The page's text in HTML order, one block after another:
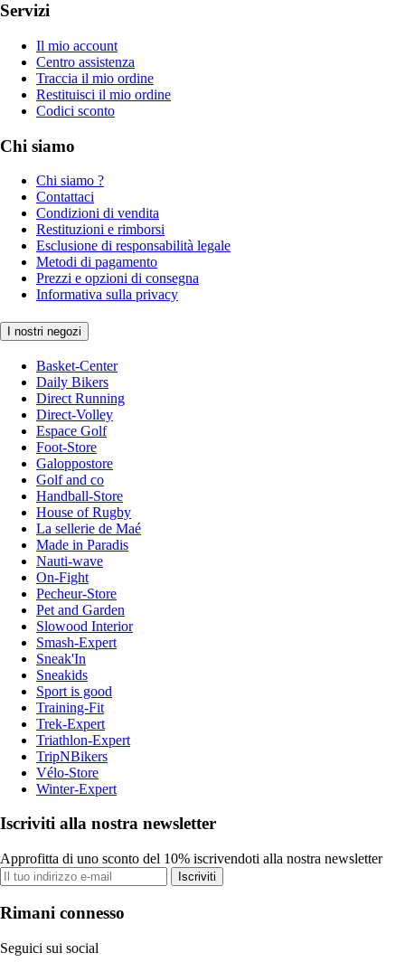
Servizi
Il mio account
Centro assistenza
Traccia il mio ordine
Restituisci il mio ordine
Codici sconto
Chi siamo
Chi siamo ?
Contattaci
Condizioni di vendita
Restituzioni e rimborsi
Esclusione di responsabilità legale
Metodi di pagamento
Prezzi e opzioni di consegna
Informativa sulla privacy
I nostri negozi
Basket-Center
Daily Bikers
Direct Running
Direct-Volley
Espace Golf
Foot-Store
Galoppostore
Golf and co
Handball-Store
House of Rugby
La sellerie de Maé
Made in Paradis
Nauti-wave
On-Fight
Pecheur-Store
Pet and Garden
Slowood Interior
Smash-Expert
Sneak'In
Sneakids
Sport is good
Training-Fit
Trek-Expert
Triathlon-Expert
TripNBikers
Vélo-Store
Winter-Expert
Iscriviti alla nostra newsletter
Approfitta di uno sconto del 10% iscrivendoti alla nostra newsletter
Iscriviti
Rimani connesso
Seguici sui social